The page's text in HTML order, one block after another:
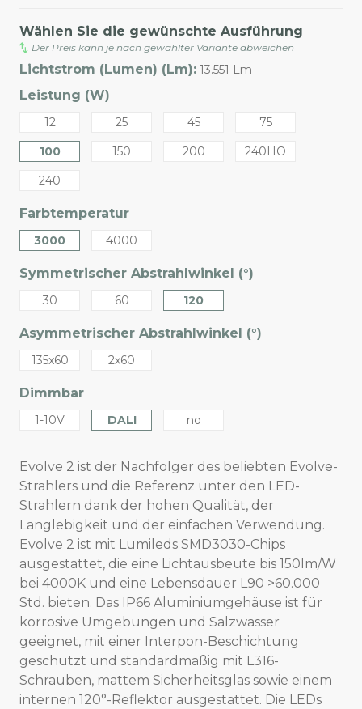
Wählen Sie die gewünschte Ausführung
Der Preis kann je nach gewählter Variante abweichen
Lichtstrom (Lumen) (Lm): 13.551 Lm
Leistung (W)
12 25 45
75
100
150 200
240HO
240
Farbtemperatur
3000 4000
Symmetrischer Abstrahlwinkel (°)
30 60 120
Asymmetrischer Abstrahlwinkel (°)
135x60 2x60
Dimmbar
1-10V DALI no
Evolve 2 ist der Nachfolger des beliebten Evolve-
Strahlers und die Referenz unter den LED-
Strahlern dank der hohen Qualität, der
Langlebigkeit und der einfachen Verwendung.
Evolve 2 ist mit Lumileds SMD3030-Chips
ausgestattet, die eine Lichtausbeute bis 150lm/W
bei 4000K und eine Lebensdauer L90 >60.000
Std. bieten. Das IP66 Aluminiumgehäuse ist für
korrosive Umgebungen und Salzwasser
geeignet, mit einer Interpon-Beschichtung
geschützt und standardmäßig mit L316-
Schrauben, mattem Sicherheitsglas sowie einem
internen 120°-Reflektor ausgestattet. Die LEDs